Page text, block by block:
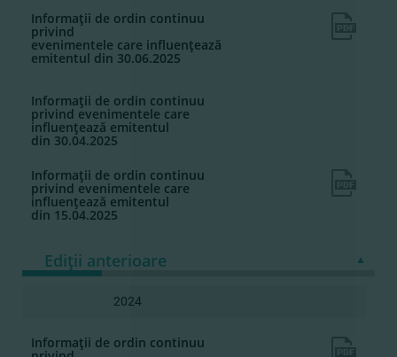
Informaţii de ordin continuu
privind
evenimentele care influenţează
emitentul din 30.06.2025
Informaţii de ordin continuu
privind evenimentele care
influenţează emitentul
din 30.04.2025
Informaţii de ordin continuu
privind evenimentele care
influenţează emitentul
din 15.04.2025
Ediţii anterioare
2024
Informaţii de ordin continuu